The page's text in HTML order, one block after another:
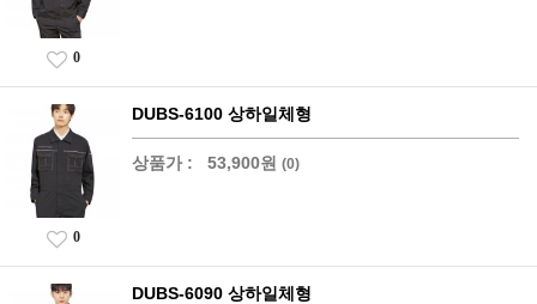
0
DUBS-6100 상하일체형
상품가 : 53,900원 (0)
0
DUBS-6090 상하일체형